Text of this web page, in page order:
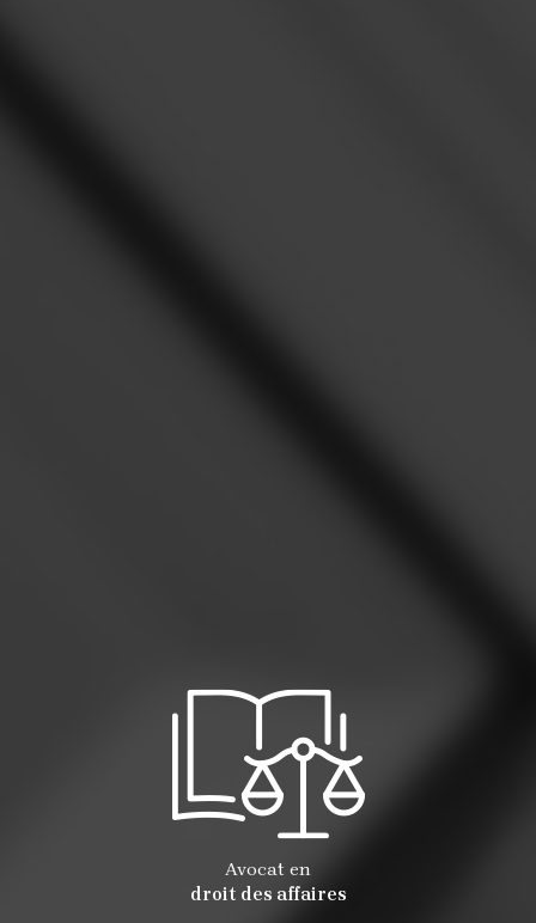
Avocat en
droit des affaires